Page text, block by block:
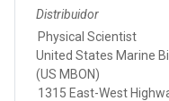
Distribuidor
Physical Scientist
United States Marine
(US MBON)
1315 East-West